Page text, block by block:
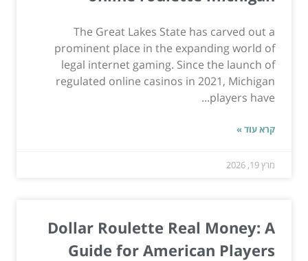
The Great Lakes State has carved out a
prominent place in the expanding world of
legal internet gaming. Since the launch of
regulated online casinos in 2021, Michigan
players have...
קרא עוד »
מרץ 19, 2026
Dollar Roulette Real Money: A
Guide for American Players